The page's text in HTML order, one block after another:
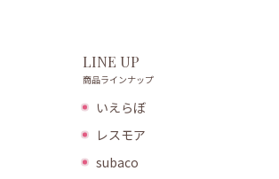
LINE UP
商品ラインナップ
いえらぼ
レスモア
subaco